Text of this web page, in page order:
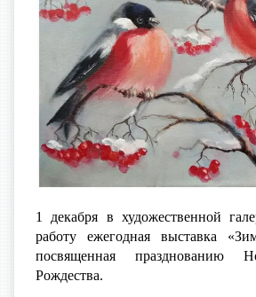
1 декабря в художественной
работу ежегодная выставка
посвященная празднованию
Рождества.